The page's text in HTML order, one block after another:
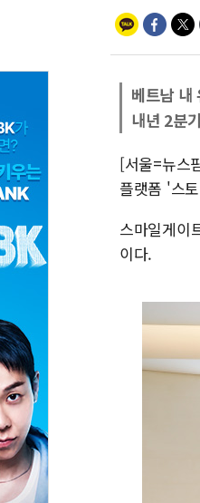
베트남 내
내년 2분
[서울=뉴스
플랫폼 '스
스마일게이
이다.